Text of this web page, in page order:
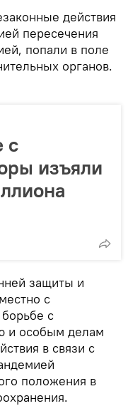
действия
пересечения
попали в поле
органов.
с
изъяли
защиты и
с
с
и особым делам
в связи с
положения в